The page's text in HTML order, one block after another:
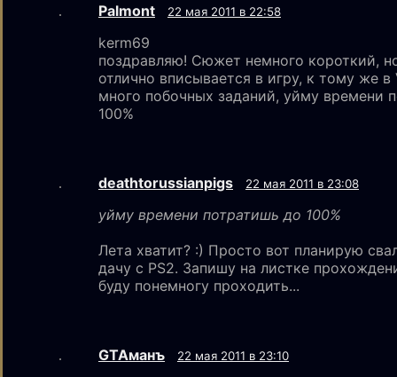
Palmont 22 мая 2011 в 22:58
kerm69
поздравляю! Сюжет немного короткий,
отлично вписывается в игру, к тому же в
много побочных заданий, уйму времени
100%
deathtorussianpigs 22 мая 2011 в 23:08
уйму времени потратишь до 100%
Лета хватит? :) Просто вот планирую
дачу с PS2. Запишу на листке
буду понемногу проходить...
GTAмaнъ 22 мая 2011 в 23:10